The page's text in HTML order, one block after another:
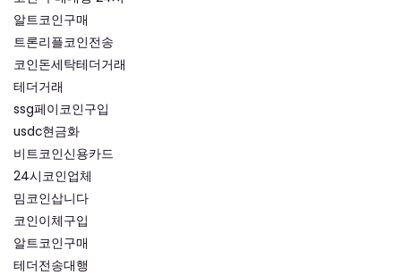
알트코인구매
트론리플코인전송
코인돈세탁테더거래
테더거래
ssg페이코인구입
usdc현금화
비트코인신용카드
24시코인업체
밈코인삽니다
코인이체구입
알트코인구매
테더전송대행